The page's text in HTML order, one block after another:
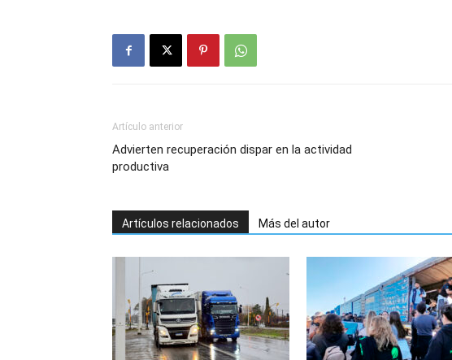
Artículo anterior
Advierten recuperación dispar en la actividad
productiva
Artículos relacionados Más del autor